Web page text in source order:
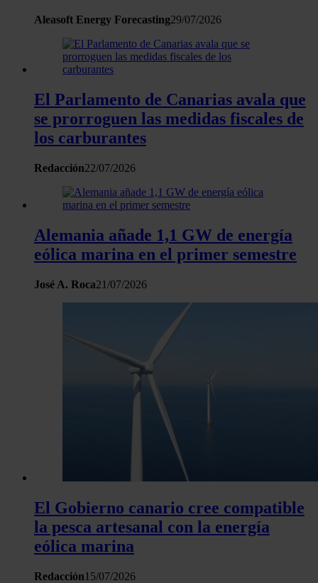
Aleasoft Energy Forecasting29/07/2026
El Parlamento de Canarias avala que
se prorroguen las medidas fiscales de
los carburantes
Redacción22/07/2026
Alemania añade 1,1 GW de energía
eólica marina en el primer semestre
José A. Roca21/07/2026
El Gobierno canario cree compatible
la pesca artesanal con la energía
eólica marina
Redacción15/07/2026